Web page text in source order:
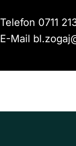
Telefon 0711
E-Mail